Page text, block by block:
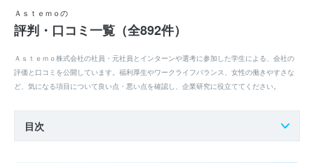
Ａｓｔｅｍｏの
評判・口コミ一覧（全892件）
Ａｓｔｅｍｏ株式会社の社員・元社員とインターンや選考に参加した学生による、会社の
評価と口コミを公開しています。福利厚生やワークライフバランス、女性の働きやすさな
ど、気になる項目について良い点・悪い点を確認し、企業研究に役立ててください。
目次